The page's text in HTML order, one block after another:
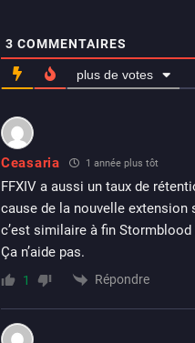
3 COMMENTAIRES
plus de votes
Ceasaria 1 année plus tôt
FFXIV a aussi un taux de
cause de la nouvelle extension
c’est similaire à fin
Ça n’aide pas.
1 Répondre